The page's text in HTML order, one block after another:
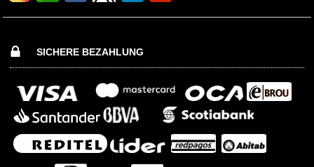
SICHERE BEZAHLUNG